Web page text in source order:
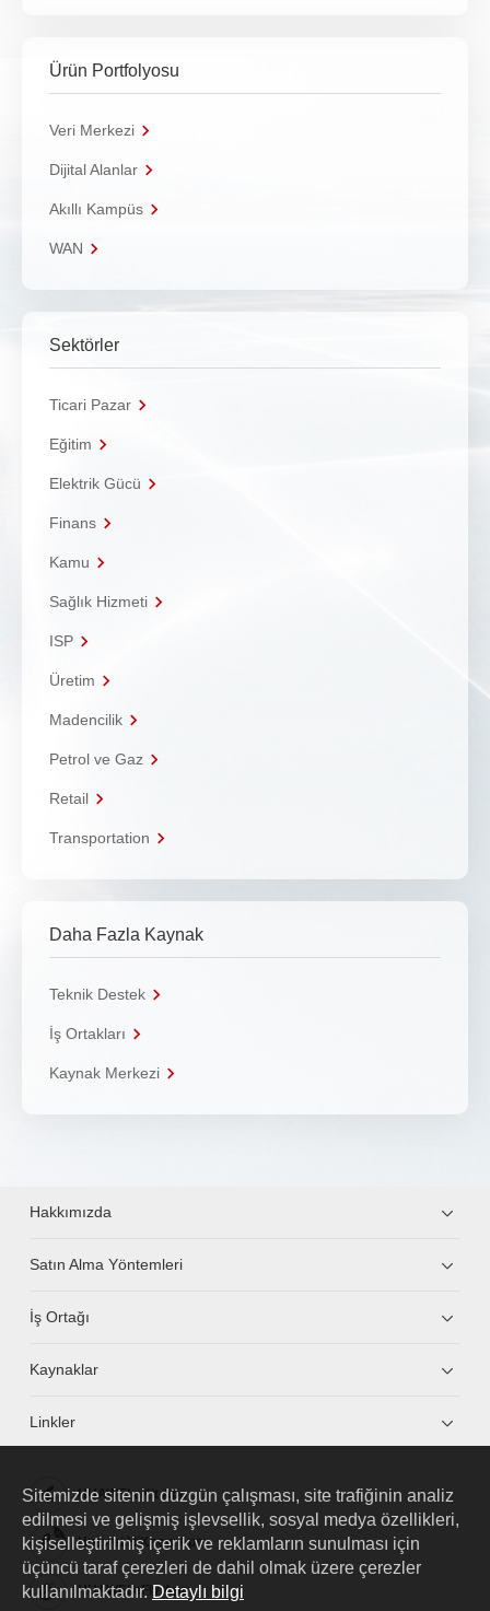
Ürün Portfolyosu
Veri Merkezi
Dijital Alanlar
Akıllı Kampüs
WAN
Sektörler
Ticari Pazar
Eğitim
Elektrik Gücü
Finans
Kamu
Sağlık Hizmeti
ISP
Üretim
Madencilik
Petrol ve Gaz
Retail
Transportation
Daha Fazla Kaynak
Teknik Destek
İş Ortakları
Kaynak Merkezi
Hakkımızda
Satın Alma Yöntemleri
İş Ortağı
Kaynaklar
Linkler
HUAWEI eKit App
Huawei HiKnow App
HUAWEI eFly App
Sitemizde sitenin düzgün çalışması, site trafiğinin analiz
edilmesi ve gelişmiş işlevsellik, sosyal medya özellikleri,
kişiselleştirilmiş içerik ve reklamların sunulması için
üçüncü taraf çerezleri de dahil olmak üzere çerezler
kullanılmaktadır. Detaylı bilgi